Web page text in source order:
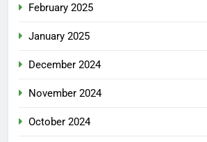
February 2025
January 2025
December 2024
November 2024
October 2024